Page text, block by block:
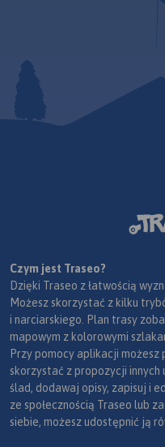
Czym jest Traseo?
Dzięki Traseo z łatwością
Możesz skorzystać z kilku
i narciarskiego. Plan trasy
mapowym z kolorowymi
Przy pomocy aplikacji
skorzystać z propozycji
ślad, dodawaj opisy, zapisuj i
ze społecznością Traseo lub
siebie, możesz udostępnić ją